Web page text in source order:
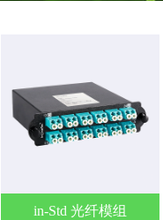
in-Std 光纤模组